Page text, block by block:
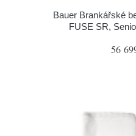
Bauer Brankářské
FUSE SR,
56